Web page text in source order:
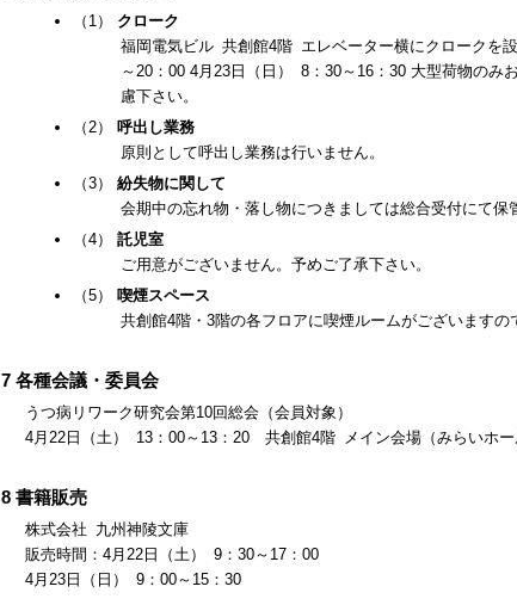
（1） クローク
福岡電気ビル 共創館4階 エレベーター横にクロークを
～20：00 4月23日（日） 8：30～16：30 大型荷物のみ
慮下さい。
（2）
呼出し業務
原則として呼出し業務は行いません。
（3） 紛失物に関して
会期中の忘れ物・落し物につきましては総合受付にて保
（4） 託児室
ご用意がございません。予めご了承下さい。
（5） 喫煙スペース
共創館4階・3階の各フロアに喫煙ルームがございますの
7 各種会議・委員会
うつ病リワーク研究会第10回総会（会員対象）
4月22日（土） 13：00～13：20 共創館4階 メイン会場（みらいホー
8 書籍販売
株式会社 九州神陵文庫
販売時間：4月22日（土） 9：30～17：00
4月23日（日） 9：00～15：30